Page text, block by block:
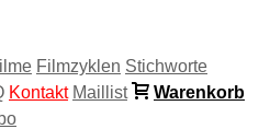
Filmzyklen Stichworte
Kontakt Maillist
Warenkorb